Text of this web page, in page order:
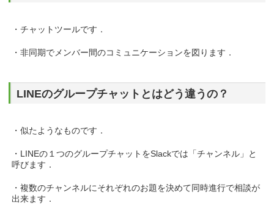
・チャットツールです．
・非同期でメンバー間のコミュニケーションを図ります．
LINEのグループチャットとはどう違うの？
・似たようなものです．
・LINEの１つのグループチャットをSlackでは「チャンネル」と
呼びます．
・複数のチャンネルにそれぞれのお題を決めて同時進行で相談が
出来ます．